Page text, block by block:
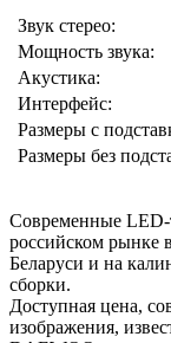
Звук стерео:
Мощность звука:
Акустика:
Интерфейс:
Размеры с
Размеры без
Современные LED-
российском рынке
Беларуси и на
сборки.
Доступная цена,
изображения,